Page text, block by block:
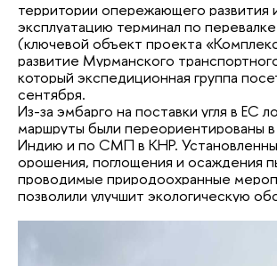
территории опережающего развития
эксплуатацию терминал по
(ключевой объект проекта
развитие Мурманского
который экспедиционная группа
сентября.
Из-за эмбарго на поставки угля в ЕС
маршруты были переориентированы
Индию и по СМП в КНР.
орошения, поглощения и осаждения
проводимые природоохранные
позволили улучшит экологическую